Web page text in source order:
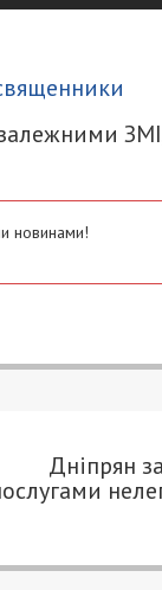
новинами!
Дніпрян